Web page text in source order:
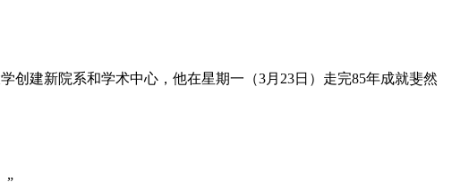
创建新院系和学术中心，他在星期一（3月23日）走完85年成就斐然
”